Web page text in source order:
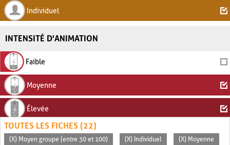
Individuel
INTENSITÉ D'ANIMATION
Faible
Moyenne
Élevée
TOUTES LES FICHES (22)
(X) Moyen groupe (entre 30 et 100) (X) Individuel (X) Moyenne